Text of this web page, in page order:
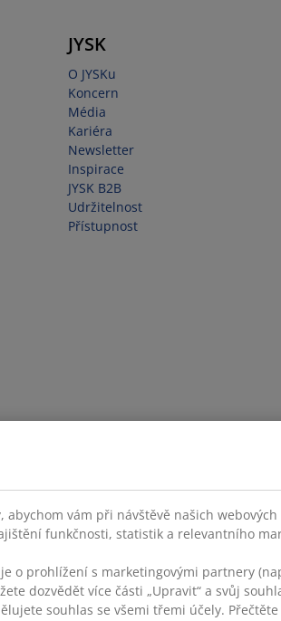
JYSK
O JYSKu
Koncern
Média
Kariéra
Newsletter
Inspirace
JYSK B2B
Udržitelnost
Přístupnost
abychom vám při návštěvě našich
funkčnosti, statistik a relevantního
o prohlížení s marketingovými partnery
dozvědět více části „Upravit“ a svůj
souhlas se všemi třemi účely. Přečtěte